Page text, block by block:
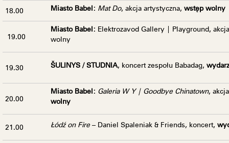
18.00 Miasto Babel: Mat Do, akcja artystyczna, wstęp wolny
19.00
Miasto Babel: Elektrozavod Gallery | Playground,
wolny
19.30 ŠULINYS / STUDNIA, koncert zespołu Babadag,
20.00
Miasto Babel: Galeria W Y | Goodbye Chinatown,
wolny
21.00 Łódź on Fire – Daniel Spaleniak & Friends, koncert,